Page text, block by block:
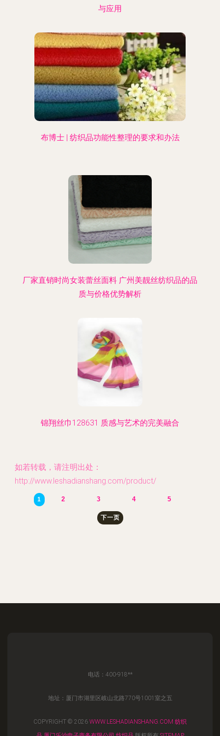
与应用
布博士 | 纺织品功能性整理的要求和办法
厂家直销时尚女装蕾丝面料 广州美靓丝纺织品的品
质与价格优势解析
锦翔丝巾128631 质感与艺术的完美融合
如若转载，请注明出处：
http://www.leshadianshang.com/product/
1 2 3 4 5
下一页
电话：400-918**
地址：厦门市湖里区岐山北路770号1001室之五
COPYRIGHT © 2026 WWW.LESHADIANSHANG.COM 纺织